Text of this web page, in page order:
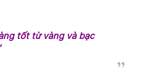
tốt từ vàng và bạc